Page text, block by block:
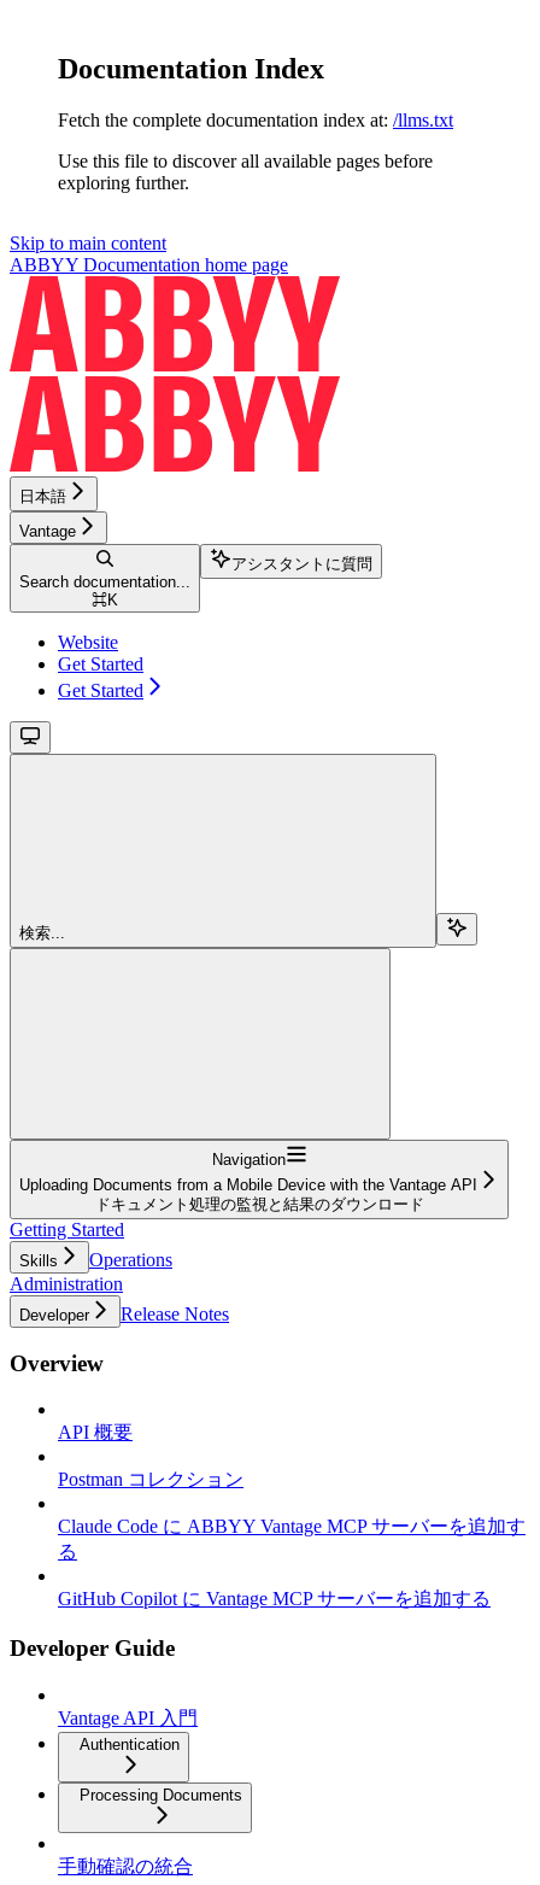
Documentation Index
Fetch the complete documentation index at: /llms.txt
Use this file to discover all available pages before
exploring further.
Skip to main content
ABBYY Documentation home page
日本語
Vantage
Search documentation...
⌘K
アシスタントに質問
Website
Get Started
Get Started
検索...
Navigation
Uploading Documents from a Mobile Device with the Vantage API
ドキュメント処理の監視と結果のダウンロード
Getting Started
Skills
Operations
Administration
Developer Release Notes
Overview
API 概要
Postman コレクション
Claude Code に ABBYY Vantage MCP サーバーを追加す
る
GitHub Copilot に Vantage MCP サーバーを追加する
Developer Guide
Vantage API 入門
Authentication
Processing Documents
手動確認の統合